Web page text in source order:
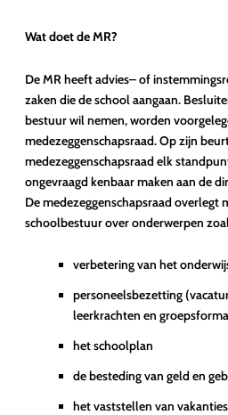
Wat doet de MR?
De MR heeft advies– of
zaken die de school aangaan.
bestuur wil nemen, worden
medezeggenschapsraad. Op zijn
medezeggenschapsraad elk
ongevraagd kenbaar maken aan de
De medezeggenschapsraad overlegt
schoolbestuur over onderwerpen
verbetering van het
personeelsbezetting
leerkrachten en
het schoolplan
de besteding van geld en
het vaststellen van